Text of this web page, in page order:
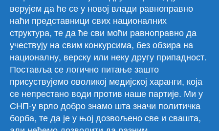
верујем да ће се у новој влади равноправно
наћи представници свих националних
структура, те да ће сви моћи равноправно да
учествују на свим конкурсима, без обзира на
националну, верску или неку другу припадност.
Поставља се логично питање зашто
присуствујемо оволикој медијској харанги, која
се непрестано води против наше партије. Ми у
СНП-у врло добро знамо шта значи политичка
борба, те да је у њој дозвољено све и свашта,